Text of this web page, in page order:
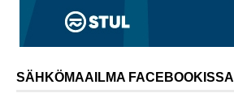
SÄHKÖMAAILMA FACEBOOKISSA